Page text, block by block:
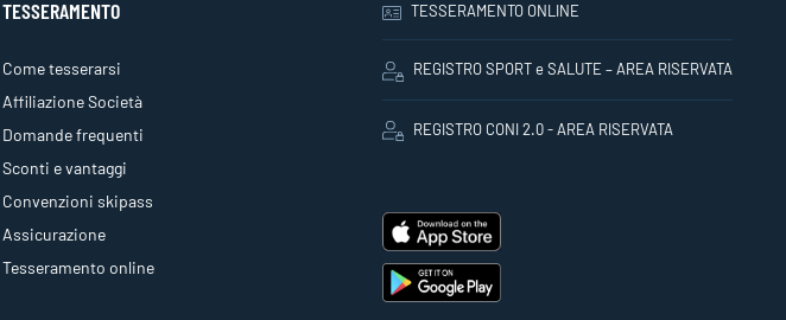
TESSERAMENTO
Come tesserarsi
Affiliazione Società
Domande frequenti
Sconti e vantaggi
Convenzioni skipass
Assicurazione
Tesseramento online
TESSERAMENTO ONLINE
REGISTRO SPORT e SALUTE – AREA RISERVATA
REGISTRO CONI 2.0 - AREA RISERVATA